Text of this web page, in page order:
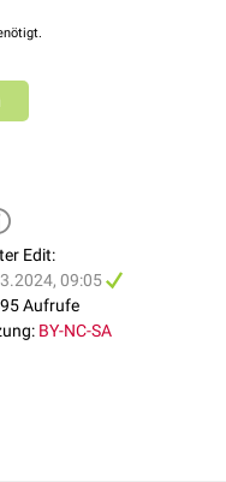
Abwehrzellen
Edit:
09:05
Aufrufe
BY-NC-SA